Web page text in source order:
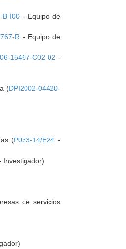
B-I00- Equipo de
R - Equipo de
15467-C02-02 -
(DPI2002-04420-
(P033-14/E24 -
Investigador)
de servicios